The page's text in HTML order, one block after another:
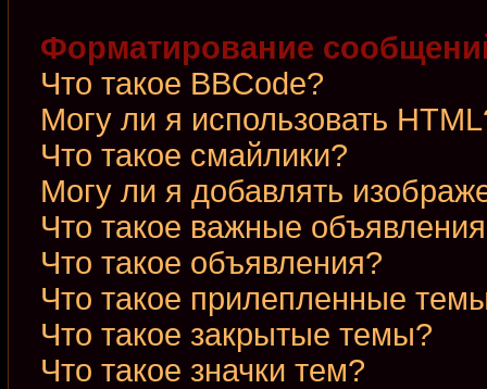
Форматирование
Что такое BBCode?
Могу ли я использовать
Что такое смайлики?
Могу ли я добавлять
Что такое важные
Что такое объявления?
Что такое прилепленные
Что такое закрытые темы?
Что такое значки тем?